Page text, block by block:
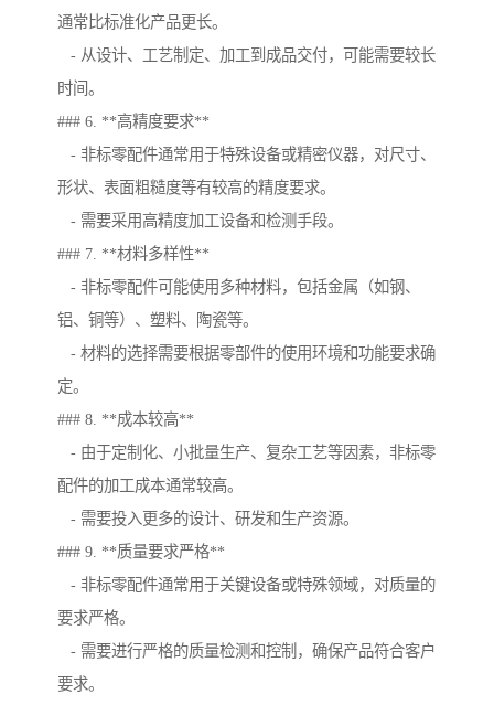
通常比标准化产品更长。
- 从设计、工艺制定、加工到成品交付，可能需要较长
时间。
### 6. **高精度要求**
- 非标零配件通常用于特殊设备或精密仪器，对尺寸、
形状、表面粗糙度等有较高的精度要求。
- 需要采用高精度加工设备和检测手段。
### 7. **材料多样性**
- 非标零配件可能使用多种材料，包括金属（如钢、
铝、铜等）、塑料、陶瓷等。
- 材料的选择需要根据零部件的使用环境和功能要求确
定。
### 8. **成本较高**
- 由于定制化、小批量生产、复杂工艺等因素，非标零
配件的加工成本通常较高。
- 需要投入更多的设计、研发和生产资源。
### 9. **质量要求严格**
- 非标零配件通常用于关键设备或特殊领域，对质量的
要求严格。
- 需要进行严格的质量检测和控制，确保产品符合客户
要求。